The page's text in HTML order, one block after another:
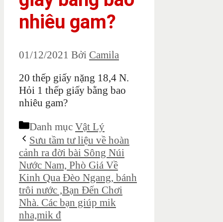
nhiêu gam?
01/12/2021 Bởi Camila
20 thếp giấy nặng 18,4 N.
Hỏi 1 thếp giấy bằng bao
nhiêu gam?
Danh mục Vật Lý
Sưu tầm tư liệu về hoàn
cảnh ra đời bài Sông Núi
Nước Nam, Phò Giá Về
Kinh Qua Đèo Ngang, bánh
trôi nước ,Bạn Đến Chơi
Nhà. Các bạn giúp mik
nha,mik đ